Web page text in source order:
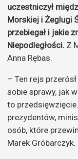
uczestniczył
Morskiej i Żeglugi
przebiegał i jakie
Niepodległości. Z
Anna Rębas.
– Ten rejs
sobie sprawy, jak
to
prezydentów,
osób, które
Marek Gróbarczyk.